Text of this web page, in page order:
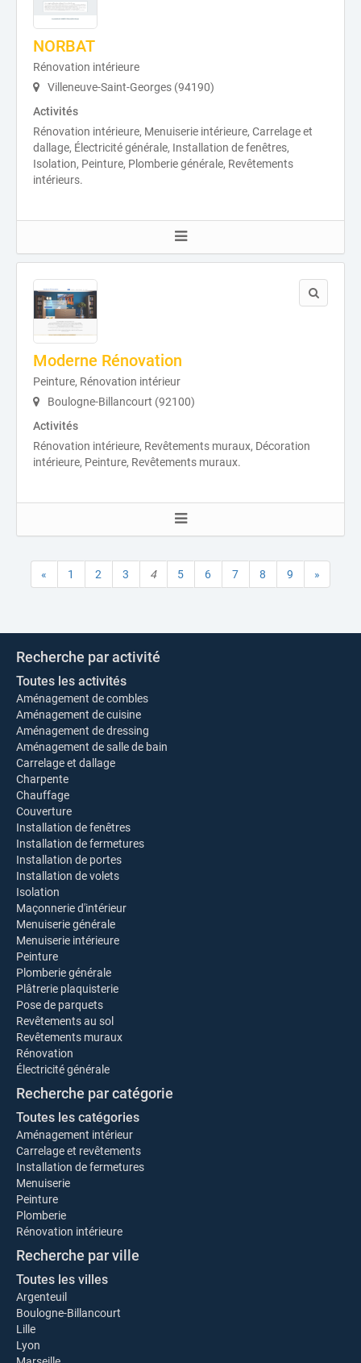
NORBAT
Rénovation intérieure
Villeneuve-Saint-Georges (94190)
Activités
Rénovation intérieure, Menuiserie intérieure, Carrelage et
dallage, Électricité générale, Installation de fenêtres,
Isolation, Peinture, Plomberie générale, Revêtements
intérieurs.
Moderne Rénovation
Peinture, Rénovation intérieur
Boulogne-Billancourt (92100)
Activités
Rénovation intérieure, Revêtements muraux, Décoration
intérieure, Peinture, Revêtements muraux.
« 1 2 3 4 5 6 7 8 9 »
Recherche par activité
Toutes les activités
Aménagement de combles
Aménagement de cuisine
Aménagement de dressing
Aménagement de salle de bain
Carrelage et dallage
Charpente
Chauffage
Couverture
Installation de fenêtres
Installation de fermetures
Installation de portes
Installation de volets
Isolation
Maçonnerie d'intérieur
Menuiserie générale
Menuiserie intérieure
Peinture
Plomberie générale
Plâtrerie plaquisterie
Pose de parquets
Revêtements au sol
Revêtements muraux
Rénovation
Électricité générale
Recherche par catégorie
Toutes les catégories
Aménagement intérieur
Carrelage et revêtements
Installation de fermetures
Menuiserie
Peinture
Plomberie
Rénovation intérieure
Recherche par ville
Toutes les villes
Argenteuil
Boulogne-Billancourt
Lille
Lyon